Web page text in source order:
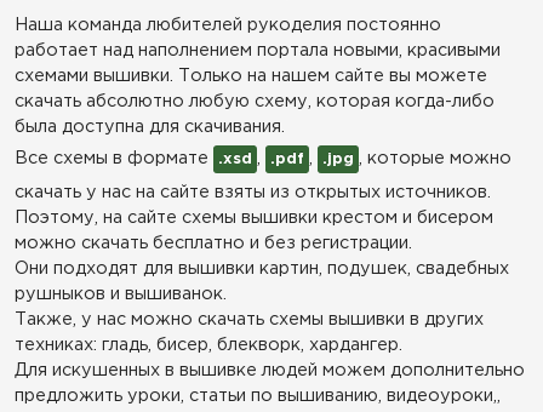
Наша команда любителей рукоделия постоянно
работает над наполнением портала новыми, красивыми
схемами вышивки. Только на нашем сайте вы можете
скачать абсолютно любую схему, которая когда-либо
была доступна для скачивания.
Все схемы в формате
.xsd .pdf .jpg , которые можно
скачать у нас на сайте взяты из открытых источников.
Поэтому, на сайте схемы вышивки крестом и бисером
можно скачать бесплатно и без регистрации.
Они подходят для вышивки картин, подушек, свадебных
рушныков и вышиванок.
Также, у нас можно скачать схемы вышивки в других
техниках: гладь, бисер, блекворк, хардангер.
Для искушенных в вышивке людей можем дополнительно
предложить уроки, статьи по вышиванию, видеоуроки,,